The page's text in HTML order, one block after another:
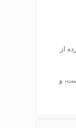
از
و